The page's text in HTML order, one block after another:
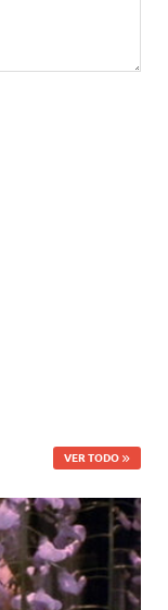
VER TODO